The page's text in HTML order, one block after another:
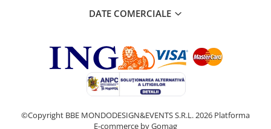
DATE COMERCIALE
©Copyright BBE MONDODESIGN&EVENTS S.R.L. 2026 Platforma
E-commerce by Gomag